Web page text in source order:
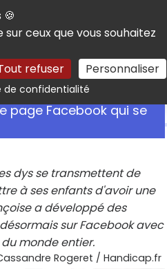
ceux que vous souhaitez
refuser Personnaliser
de confidentialitéRechercher
page Facebook qui se
dys se transmettent de
à ses enfants d'avoir une
a développé des
sur Facebook avec
monde entier.
Rogeret / Handicap.fr